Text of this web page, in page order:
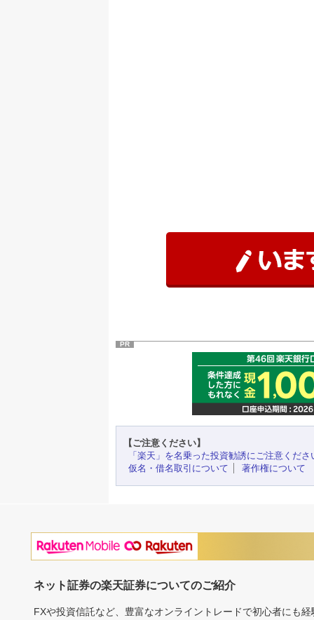
PR
【ご注意ください】
「楽天」を名乗った投資勧誘にご注意くださ
仮名・借名取引について
著作権について
ネット証券の楽天証券についてのご紹介
FXや投資信託など、豊富なオンライントレードで初心者にも